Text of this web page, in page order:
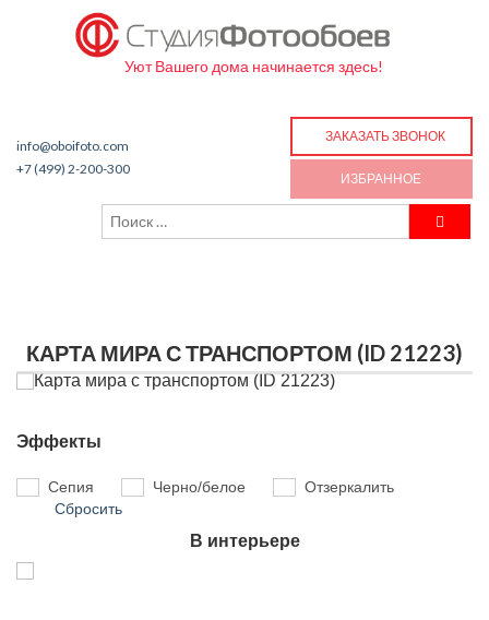
Уют Вашего дома начинается здесь!
info@oboifoto.com
+7 (499) 2-200-300
ЗАКАЗАТЬ ЗВОНОК
ИЗБРАННОЕ
КАРТА МИРА С ТРАНСПОРТОМ (ID 21223)
Эффекты
Сепия Черно/белое
Отзеркалить
Сбросить
В интерьере